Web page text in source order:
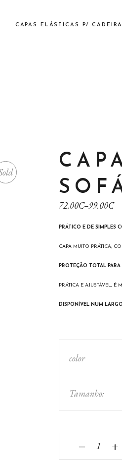
CAPAS ELÁSTICAS P/
72.00€–99.00€
PRÁTICO E DE SIMPLES
CAPA MUITO PRÁTICA,
PROTEÇÃO TOTAL
PRÁTICA E AJUSTÁVEL,
DISPONÍVEL NUM
color
Tamanho:
CAPA
‒ +